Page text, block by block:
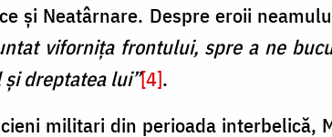
și Neatârnare. Despre eroii
vifornița frontului, spre a ne
dreptatea lui”[4].
militari din perioada interbelică,